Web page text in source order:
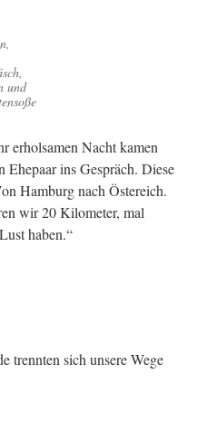
und
erholsamen Nacht kamen
ins Gespräch. Diese
Hamburg nach Östereich.
wir 20 Kilometer, mal
haben.“
trennten sich unsere Wege